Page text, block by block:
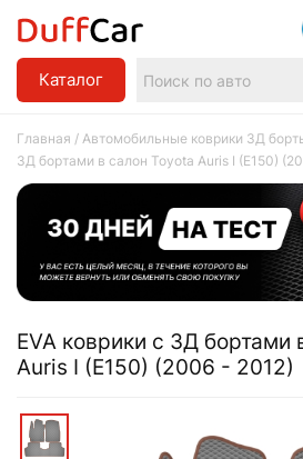
Каталог
Главная / Автомобильные коврики 3Д
3Д бортами в салон Toyota Auris I (E150)
EVA коврики c 3Д бортами
Auris I (E150) (2006 - 2012)